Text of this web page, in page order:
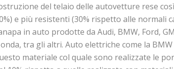
del telaio delle autovetture rese
e più resistenti (30% rispetto alle normali
in auto prodotte da Audi, BMW, Ford,
tra gli altri. Auto elettriche come la
materiale col quale sono realizzate le